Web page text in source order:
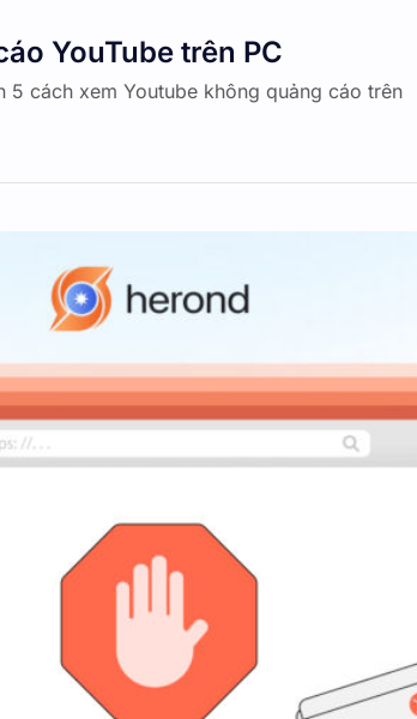
YouTube trên PC
cách xem Youtube không quảng cáo trên